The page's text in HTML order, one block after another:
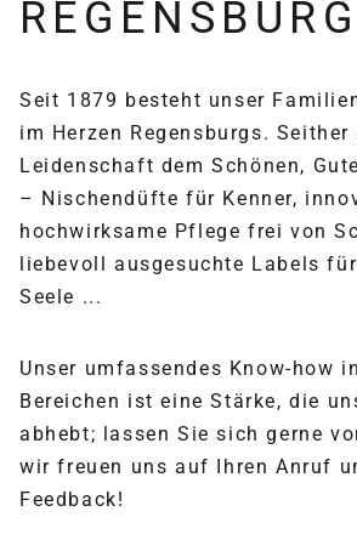
REGENSBURG
Seit 1879 besteht unser
im Herzen Regensburgs.
Leidenschaft dem Schönen,
– Nischendüfte für Kenner,
hochwirksame Pflege frei von
liebevoll ausgesuchte Labels
Seele ...
Unser umfassendes Know-how
Bereichen ist eine Stärke, die
abhebt; lassen Sie sich gerne
wir freuen uns auf Ihren Anruf
Feedback!